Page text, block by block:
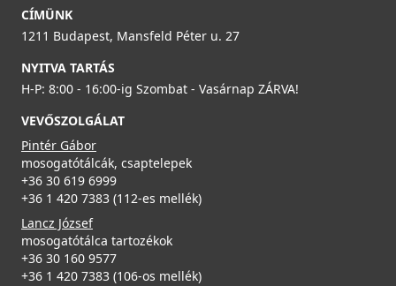
CÍMÜNK
1211 Budapest, Mansfeld Péter u. 27
NYITVA TARTÁS
H-P: 8:00 - 16:00-ig Szombat - Vasárnap ZÁRVA!
VEVŐSZOLGÁLAT
Pintér Gábor
mosogatótálcák, csaptelepek
+36 30 619 6999
+36 1 420 7383 (112-es mellék)
Lancz József
mosogatótálca tartozékok
+36 30 160 9577
+36 1 420 7383 (106-os mellék)